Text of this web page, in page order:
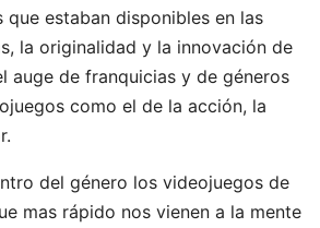
estaban disponibles en las
la originalidad y la innovación de
auge de franquicias y de géneros
como el de la acción, la
del género los videojuegos de
mas rápido nos vienen a la mente